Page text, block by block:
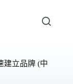
建立品牌 (中